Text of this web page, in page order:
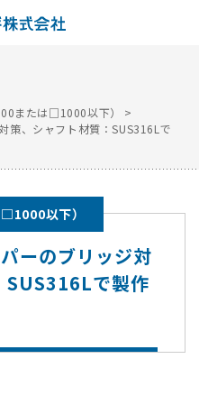
または□1000以下）
>
、シャフト材質：SUS316Lで
以下）
のブリッジ対
SUS316Lで製作